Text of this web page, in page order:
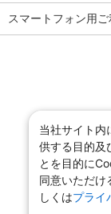
スマートフォン用
当社サイト内
供する目的及
とを目的に
同意いただけ
しくはプライ